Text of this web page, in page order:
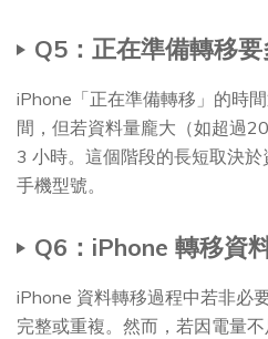
Q5：正在準備轉移要
iPhone「正在準備轉移」的時
間，但若資料量龐大（如超過
3 小時。這個階段的長短取決
手機型號。
Q6：iPhone 轉移資
iPhone 資料轉移過程中若非必
完整或重複。然而，若因電量